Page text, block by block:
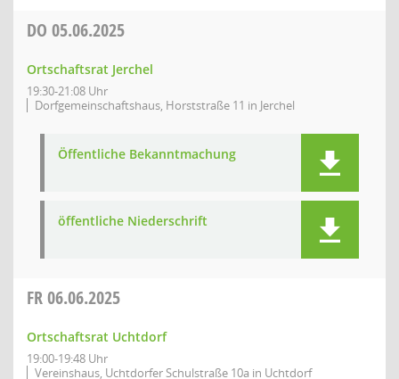
DO 05.06.2025
Ortschaftsrat Jerchel
19:30-21:08 Uhr
Dorfgemeinschaftshaus, Horststraße 11 in Jerchel
Öffentliche Bekanntmachung
öffentliche Niederschrift
FR06.06.2025
Ortschaftsrat Uchtdorf
19:00-19:48 Uhr
Vereinshaus, Uchtdorfer Schulstraße 10a in Uchtdorf